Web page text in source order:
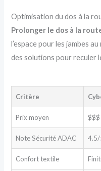
Optimisation du dos à la
Prolonger le dos à la
l’espace pour les jambes
des solutions pour reculer
Critère
Prix moyen $$$
Note Sécurité ADAC 4.5/
Confort textile